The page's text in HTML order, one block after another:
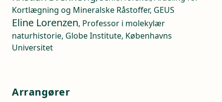
Kortlægning og Mineralske Råstoffer, GEUS
Eline Lorenzen, Professor i molekylær
naturhistorie, Globe Institute, Københavns
Universitet
Arrangører